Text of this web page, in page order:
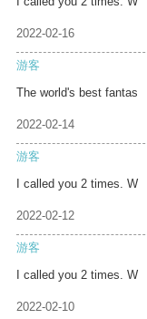
2022-02-16
游客
The world's best fantas
2022-02-14
游客
I called you 2 times. W
2022-02-12
游客
I called you 2 times. W
2022-02-10